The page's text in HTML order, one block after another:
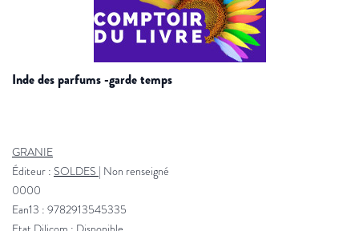
inde des parfums -garde temps
GRANIE
Éditeur : SOLDES | Non renseigné
0000
Ean13 : 9782913545335